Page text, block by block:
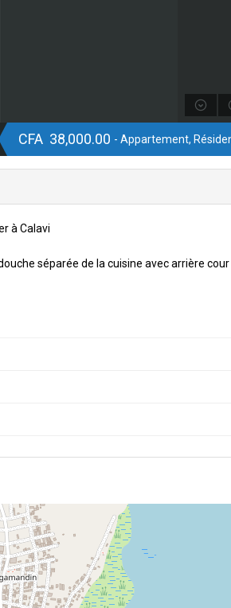
CFA 38,000.00 - Appartement,
à Calavi
séparée de la cuisine avec arrière cour